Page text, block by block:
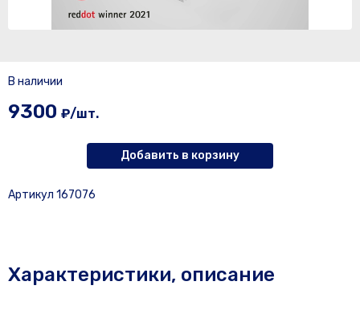
В наличии
9300 ₽/шт.
Добавить в корзину
Артикул 167076
Характеристики, описание